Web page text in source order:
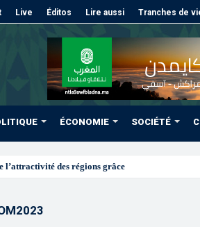
Live Éditos Lire aussi Tranches de
ÉCONOMIE SOCIÉTÉ
l’attractivité des régions grâce à une connectivité